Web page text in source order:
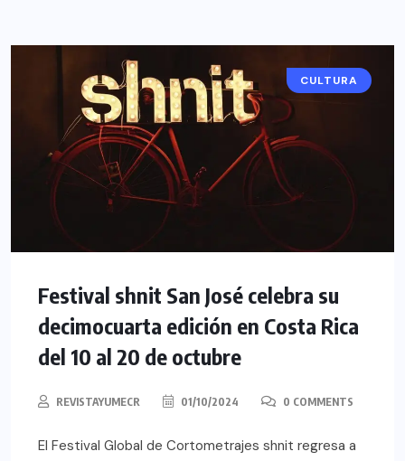
CULTURA
Festival shnit San José celebra su
decimocuarta edición en Costa Rica
del 10 al 20 de octubre
REVISTAYUMECR 01/10/2024 0 COMMENTS
El Festival Global de Cortometrajes shnit regresa a